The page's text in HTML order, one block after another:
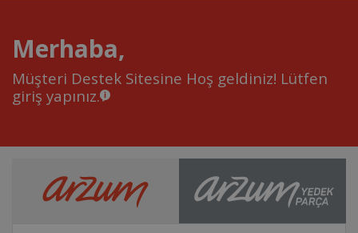
Merhaba,
Müşteri Destek Sitesine Hoş geldiniz! Lütfen
giriş yapınız.